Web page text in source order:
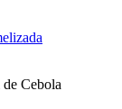
Cebola